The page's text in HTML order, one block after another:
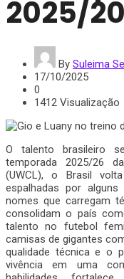
2025/
By Suleima
17/10/2025
0
1412 Visualização
O talento brasileiro
temporada 2025/26
(UWCL), o Brasil
espalhadas por
nomes que carregam
consolidam o país
talento no futebol
camisas de gigantes
qualidade técnica e o
vivência em uma